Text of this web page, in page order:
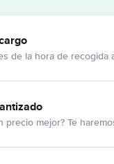
de la hora de recogida
precio mejor? Te